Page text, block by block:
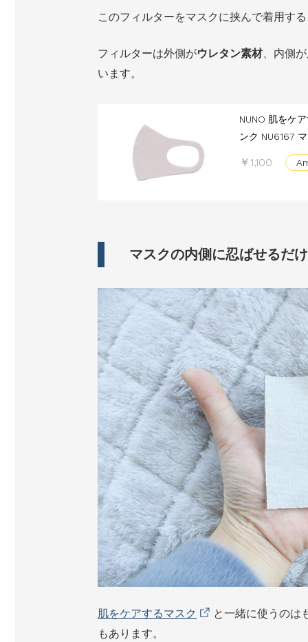
このフィルターをマスクに挟んで着用す
フィルターは外側がウレタン素材、内側
います。
NUNO 肌をケ
ンク NU6167
￥1,100
マスクの内側に忍ばせるだけ
肌をケアするマスク
と一緒に使うのは
もあります。